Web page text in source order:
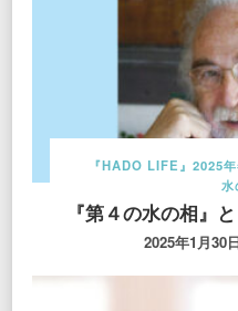
『HADO LIFE』2025
水
『第４の水の相』
2025年1月30